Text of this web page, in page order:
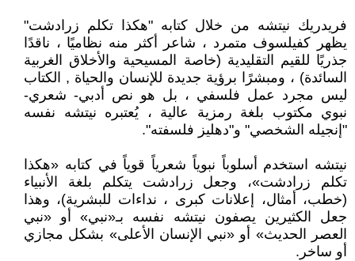
فريدريك نيتشه من خلال كتابه "هكذا تكلم زرادشت"
يظهر كفيلسوف متمرد ، شاعر أكثر منه نظاميًا ، ناقدًا
جذريًا للقيم التقليدية (خاصة المسيحية والأخلاق الغربية
السائدة) ، ومبشرًا برؤية جديدة للإنسان والحياة , الكتاب
ليس مجرد عمل فلسفي ، بل هو نص أدبي- شعري-
نبوي مكتوب بلغة رمزية عالية ، يُعتبره نيتشه نفسه
"إنجيله الشخصي" و"دهليز فلسفته".
نيتشه استخدم أسلوباً نبوياً شعرياً قوياً في كتابه «هكذا
تكلم زرادشت»، وجعل زرادشت يتكلم بلغة الأنبياء
(خطب، أمثال، إعلانات كبرى ، نداءات للبشرية)، وهذا
جعل الكثيرين يصفون نيتشه نفسه بـ«نبي» أو «نبي
العصر الحديث» أو «نبي الإنسان الأعلى» بشكل مجازي
أو ساخر.